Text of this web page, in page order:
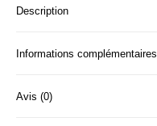
Description
Informations complémentaires
Avis (0)